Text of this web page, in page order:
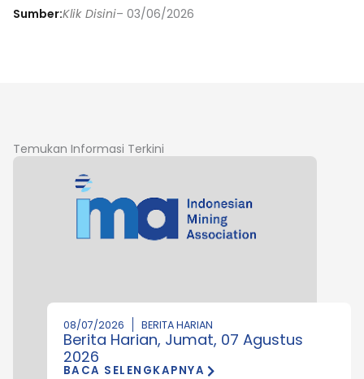
Sumber:Klik Disini– 03/06/2026
Temukan Informasi Terkini
08/07/2026 BERITA HARIAN
Berita Harian, Jumat, 07 Agustus
2026
BACA SELENGKAPNYA